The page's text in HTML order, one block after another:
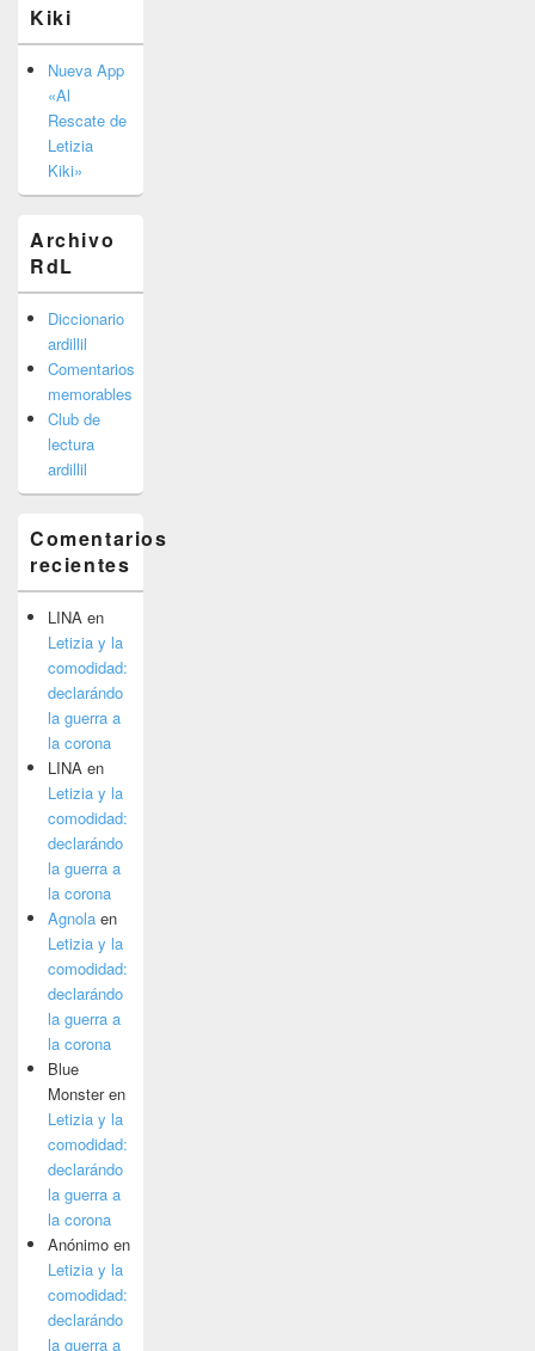
Kiki
Nueva App
«Al
Rescate de
Letizia
Kiki»
Archivo
RdL
Diccionario
ardillil
Comentarios
memorables
Club de
lectura
ardillil
Comentarios
recientes
LINA en
Letizia y la
comodidad:
declarándo
la guerra a
la corona
LINA en
Letizia y la
comodidad:
declarándo
la guerra a
la corona
Agnola en
Letizia y la
comodidad:
declarándo
la guerra a
la corona
Blue
Monsteren
Letizia y la
comodidad:
declarándo
la guerra a
la corona
Anónimo en
Letizia y la
comodidad:
declarándo
la guerra a